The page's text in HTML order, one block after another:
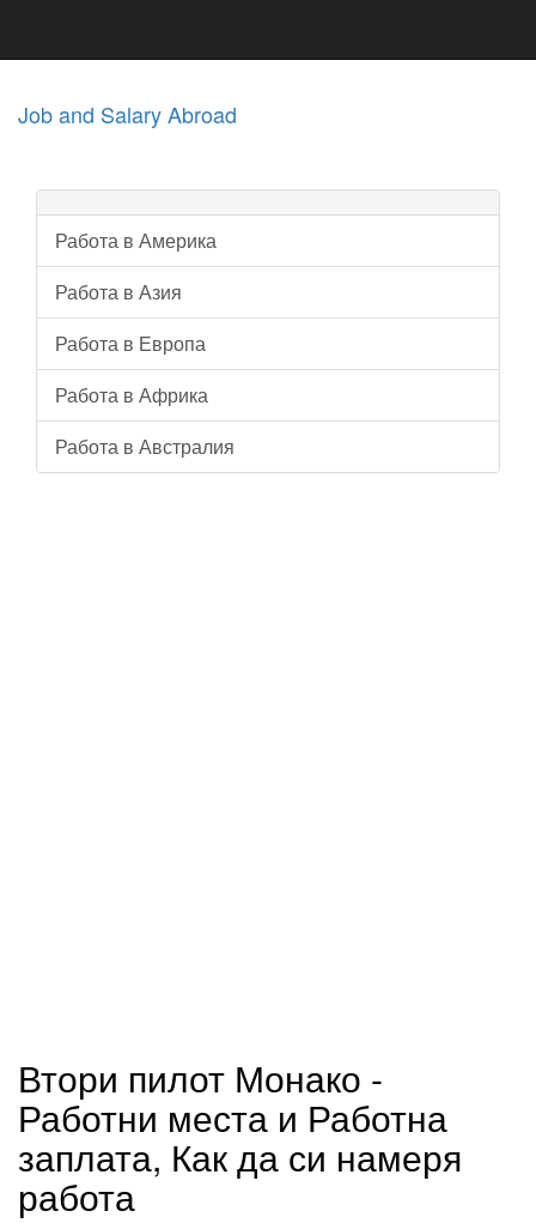
Job and Salary Abroad
Работа в Америка
Работа в Азия
Работа в Европа
Работа в Африка
Работа в Австралия
Втори пилот Монако -
Работни места и Работна
заплата, Как да си намеря
работа